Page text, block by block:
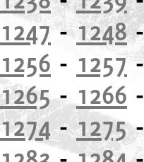
1247-1248
1256 - 1257
1265- 1266
1274-1275